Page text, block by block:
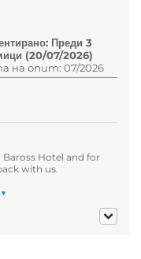
Преди 3
(20/07/2026)
на опит: 07/2026
Hotel and for
with us.